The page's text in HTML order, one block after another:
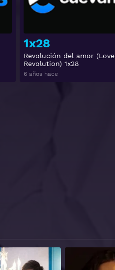
1x28
Revolución del amor (Love
Revolution) 1x28
6 años hace